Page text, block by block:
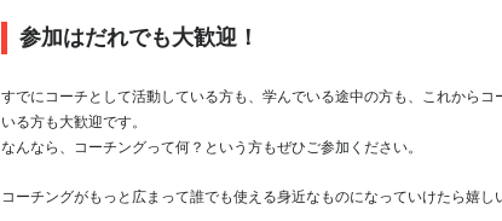
参加はだれでも大歓迎！
すでにコーチとして活動している方も、学んでいる途中の方も、これからコ
いる方も大歓迎です。
なんなら、コーチングって何？という方もぜひご参加ください。
コーチングがもっと広まって誰でも使える身近なものになっていけたら嬉し